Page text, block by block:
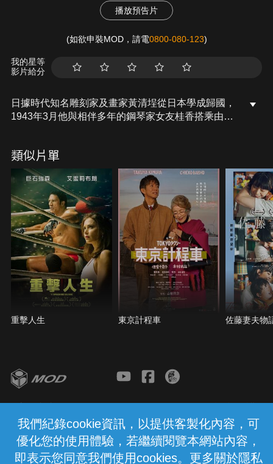
我們紀錄cookie資訊，以提供客製化內容，可
優化您的使用體驗，若繼續閱覽本網站內容，
即表示您同意我們使用cookies。更多關於隱私
播放預告片
(如欲申裝MOD，請電0800-080-123)
我的星等
影片給分
日據時代知名雕刻家及畫家黃清埕從日本學成歸國，
1943年3月他與相伴多年的鋼琴家女友桂香搭乘由神
潛艇魚雷擊中，當時船上僅有兩艘救生艇上的人員獲
救，其餘一千多名乘客多不幸罹難。船難事件之後受
到官方禁論及打壓，大時代下的悲劇伴隨著高千穗丸
的沉沒逐漸被遺忘，而黃清埕這位才華洋溢的藝術家
也隨之殞落，藝術成就鮮少為人所提及。 多年後，修
復專家琇琇透過一位收藏家認識了黃清埕的畫作，對
於黃清埕作品和高千穗丸事件產生了好奇，在一路尋
訪修補過程中，琇琇一步步受到黃清埕對藝術生命與
價值的感召，因而引發對自我的強烈衝擊與定位......
紀事也就此展開。
類似片單
重擊人生 東京計程車 佐藤妻夫物
中華電信股份有限公司個人家庭分公司
(統一編號：96979949) © 2026